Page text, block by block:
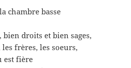
chambre basse
droits et bien sages,
frères, les soeurs,
est fière